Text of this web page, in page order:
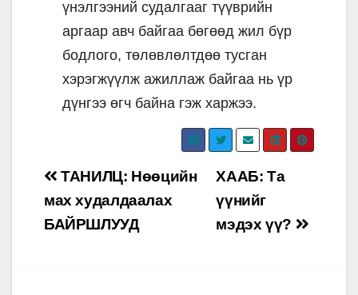
үнэлгээний судалгааг түүврийн
аргаар авч байгаа бөгөөд жил бүр
бодлого, төлөвлөлтдөө тусган
хэрэгжүүлж ажиллаж байгаа нь үр
дүнгээ өгч байна гэж харжээ.
Post
navigation
ХААБ: Та
үүнийг
мэдэх үү?
ТАНИЛЦ: Нөөцийн
мах худалдаалах
БАЙРШЛУУД